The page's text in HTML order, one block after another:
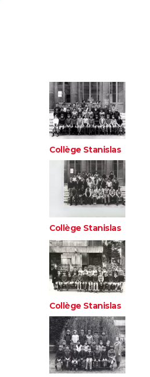
Collège Stanislas
Collège Stanislas
Collège Stanislas